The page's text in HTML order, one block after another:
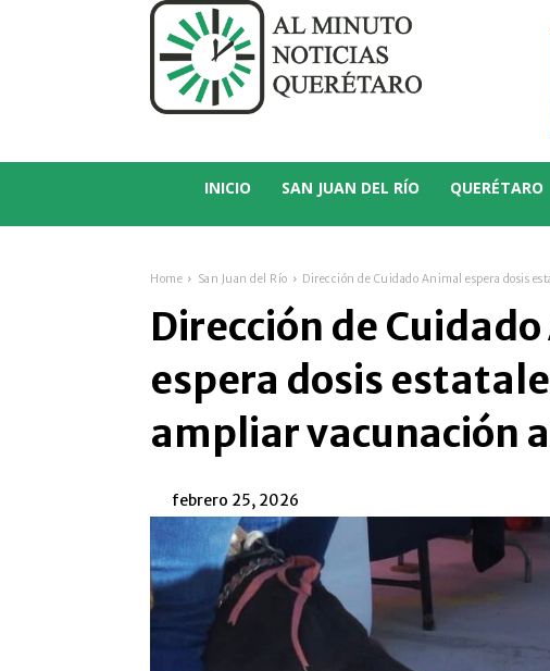
INICIO SAN JUAN DEL RÍO QUERÉTARO
Home San Juan del Río Dirección de Cuidado Animal espera dosis
Dirección de
espera dosis
ampliar vacunación
febrero 25, 2026